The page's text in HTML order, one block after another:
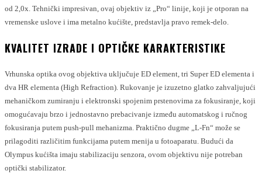
od 2,0x. Tehnički impresivan, ovaj objektiv iz „Pro“ linije, koji je otporan na
vremenske uslove i ima metalno kućište, predstavlja pravo remek-delo.
KVALITET IZRADE I OPTIČKE KARAKTERISTIKE
Vrhunska optika ovog objektiva uključuje ED element, tri Super ED elementa i
dva HR elementa (High Refraction). Rukovanje je izuzetno glatko zahvaljujući
mehaničkom zumiranju i elektronski spojenim prstenovima za fokusiranje, koji
omogućavaju brzo i jednostavno prebacivanje između automatskog i ručnog
fokusiranja putem push-pull mehanizma. Praktično dugme „L-Fn“ može se
prilagoditi različitim funkcijama putem menija u fotoaparatu. Budući da
Olympus kućišta imaju stabilizaciju senzora, ovom objektivu nije potreban
optički stabilizator.